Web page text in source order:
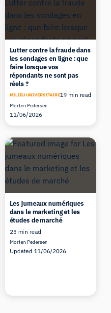
Lutter contre la fraude dans
les sondages en ligne : que
faire lorsque vos
répondants ne sont pas
réels ?
MILIEU UNIVERSITAIRE19 min read
Morten Pedersen
11/06/2026
Les jumeaux numériques
dans le marketing et les
études de marché
23 min read
Morten Pedersen
Updated 11/06/2026